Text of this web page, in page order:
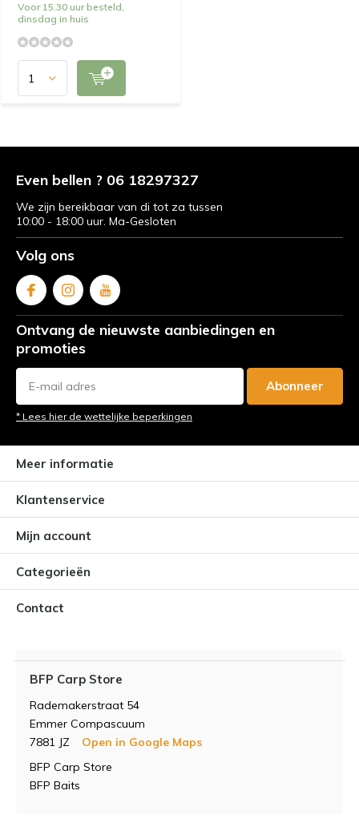
Voor 15.30 uur besteld,
dinsdag in huis
Even bellen ? 06 18297327
We zijn bereikbaar van di tot za tussen
10:00 - 18:00 uur. Ma-Gesloten
Volg ons
Ontvang de nieuwste aanbiedingen en
promoties
Abonneer
* Lees hier de wettelijke beperkingen
Meer informatie
Klantenservice
Mijn account
Categorieën
Contact
BFP Carp Store
Rademakerstraat 54
Emmer Compascuum
7881 JZ
Open in Google Maps
BFP Carp Store
BFP Baits